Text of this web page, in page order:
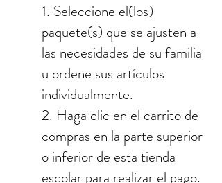
1. Seleccione el(los)
paquete(s) que se ajusten a
las necesidades de su familia
u ordene sus artículos
individualmente.
2. Haga clic en el carrito de
compras en la parte superior
o inferior de esta tienda
escolar para realizar el pago.